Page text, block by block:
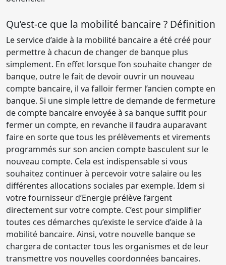
Qu’est-ce que la mobilité bancaire ? Définition
Le service d’aide à la mobilité bancaire a été créé pour
permettre à chacun de changer de banque plus
simplement. En effet lorsque l’on souhaite changer de
banque, outre le fait de devoir ouvrir un nouveau
compte bancaire, il va falloir fermer l’ancien compte en
banque. Si une simple lettre de demande de fermeture
de compte bancaire envoyée à sa banque suffit pour
fermer un compte, en revanche il faudra auparavant
faire en sorte que tous les prélèvements et virements
programmés sur son ancien compte basculent sur le
nouveau compte. Cela est indispensable si vous
souhaitez continuer à percevoir votre salaire ou les
différentes allocations sociales par exemple. Idem si
votre fournisseur d’Energie prélève l’argent
directement sur votre compte. C’est pour simplifier
toutes ces démarches qu’existe le service d’aide à la
mobilité bancaire. Ainsi, votre nouvelle banque se
chargera de contacter tous les organismes et de leur
transmettre vos nouvelles coordonnées bancaires.